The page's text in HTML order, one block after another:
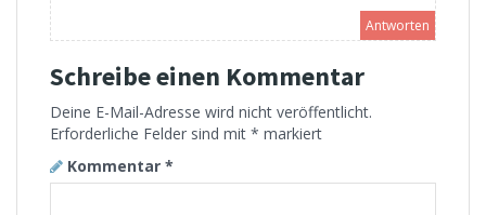
Antworten
Schreibe einen Kommentar
Deine E-Mail-Adresse wird nicht veröffentlicht.
Erforderliche Felder sind mit * markiert
Kommentar *